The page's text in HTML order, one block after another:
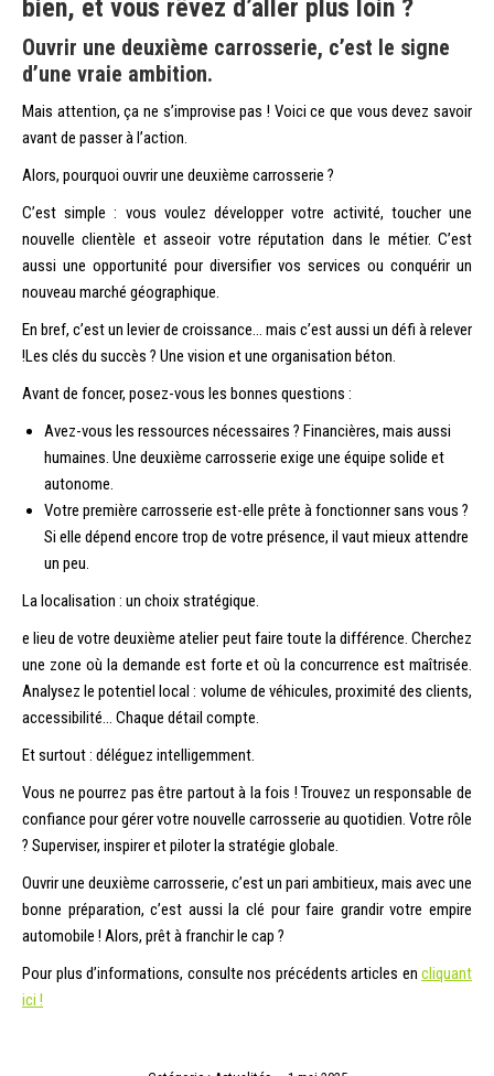
bien, et vous rêvez d’aller plus loin ?
Ouvrir une deuxième carrosserie, c’est le signe
d’une vraie ambition.
Mais attention, ça ne s’improvise pas ! Voici ce que vous devez savoir
avant de passer à l’action.
Alors, pourquoi ouvrir une deuxième carrosserie ?
C’est simple : vous voulez développer votre activité, toucher une
nouvelle clientèle et asseoir votre réputation dans le métier. C’est
aussi une opportunité pour diversifier vos services ou conquérir un
nouveau marché géographique.
En bref, c’est un levier de croissance… mais c’est aussi un défi à relever
!Les clés du succès ? Une vision et une organisation béton.
Avant de foncer, posez-vous les bonnes questions :
Avez-vous les ressources nécessaires ? Financières, mais aussi
humaines. Une deuxième carrosserie exige une équipe solide et
autonome.
Votre première carrosserie est-elle prête à fonctionner sans vous ?
Si elle dépend encore trop de votre présence, il vaut mieux attendre
un peu.
La localisation : un choix stratégique.
e lieu de votre deuxième atelier peut faire toute la différence. Cherchez
une zone où la demande est forte et où la concurrence est maîtrisée.
Analysez le potentiel local : volume de véhicules, proximité des clients,
accessibilité… Chaque détail compte.
Et surtout : déléguez intelligemment.
Vous ne pourrez pas être partout à la fois ! Trouvez un responsable de
confiance pour gérer votre nouvelle carrosserie au quotidien. Votre rôle
? Superviser, inspirer et piloter la stratégie globale.
Ouvrir une deuxième carrosserie, c’est un pari ambitieux, mais avec une
bonne préparation, c’est aussi la clé pour faire grandir votre empire
automobile ! Alors, prêt à franchir le cap ?
Pour plus d’informations, consulte nos précédents articles en cliquant
ici !